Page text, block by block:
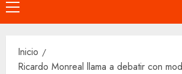
Menú
principal
Inicio
Ricardo Monreal llama a debatir con